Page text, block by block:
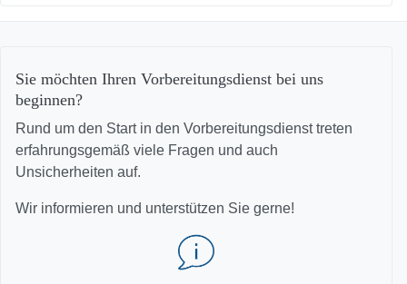
Sie möchten Ihren Vorbereitungsdienst bei uns
beginnen?
Rund um den Start in den Vorbereitungsdienst treten
erfahrungsgemäß viele Fragen und auch
Unsicherheiten auf.
Wir informieren und unterstützen Sie gerne!